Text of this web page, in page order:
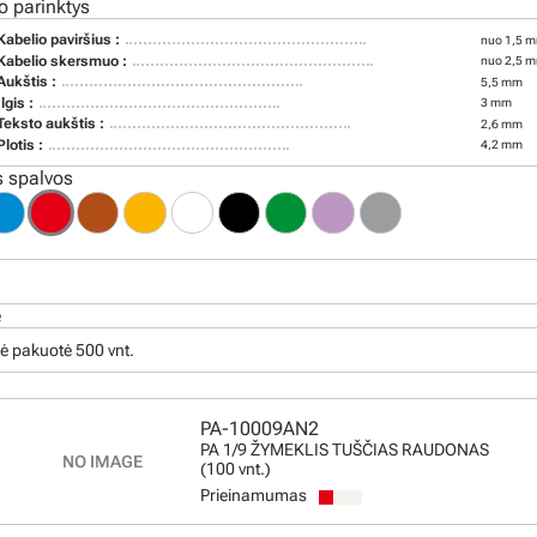
parinktys
paviršius : nuo 1,5
skersmuo : nuo 2,5
: 5,5 mm
: 3 mm
aukštis : 2,6 mm
: 4,2 mm
spalvos
pakuotė 500 vnt.
PA-10009AN2
PA 1/9 ŽYMEKLIS TUŠČIAS RAUDONAS
(100 vnt.)
Prieinamumas